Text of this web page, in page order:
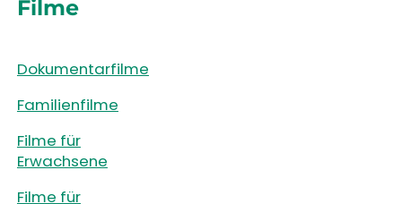
Filme
Dokumentarfilme
Familienfilme
Filme für
Erwachsene
Filme für